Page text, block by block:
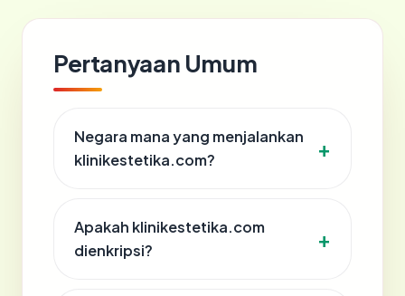
Pertanyaan Umum
Negara mana yang menjalankan
klinikestetika.com?
Apakah klinikestetika.com
dienkripsi?